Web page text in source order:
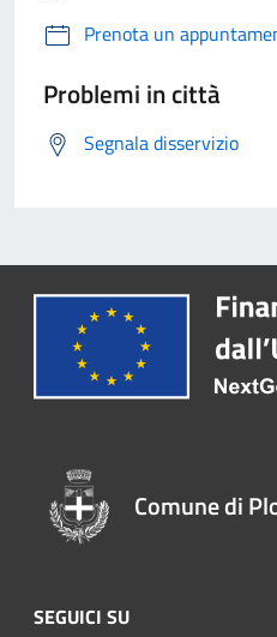
Prenota un
Problemi in città
Segnala disservizio
Comune di
SEGUICI SU